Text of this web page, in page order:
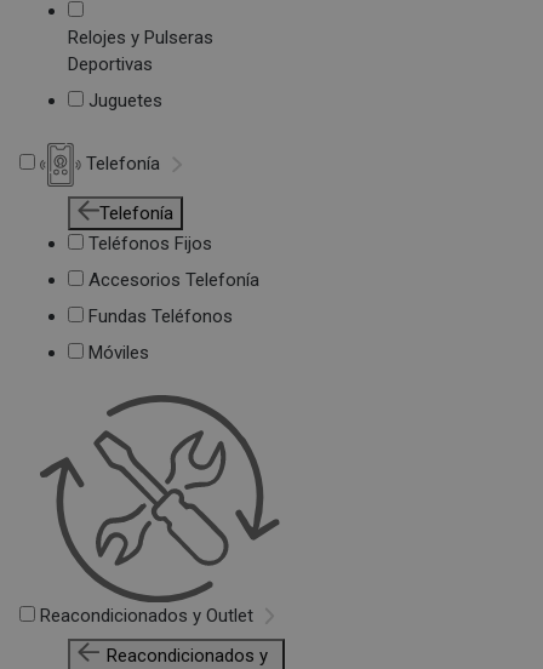
Relojes y Pulseras
Deportivas
Juguetes
Telefonía
Telefonía
Teléfonos Fijos
Accesorios Telefonía
Fundas Teléfonos
Móviles
Reacondicionados y Outlet
Reacondicionados y